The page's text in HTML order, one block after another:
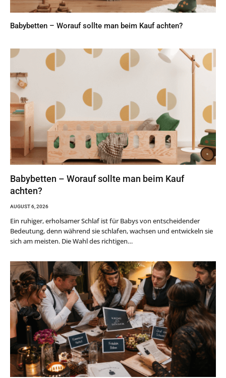
Babybetten – Worauf sollte man beim Kauf achten?
Babybetten – Worauf sollte man beim Kauf
achten?
AUGUST 6, 2026
Ein ruhiger, erholsamer Schlaf ist für Babys von entscheidender
Bedeutung, denn während sie schlafen, wachsen und entwickeln sie
sich am meisten. Die Wahl des richtigen…